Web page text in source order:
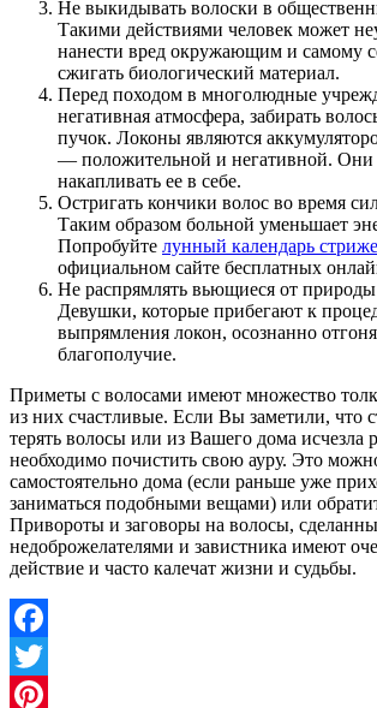
Не выкидывать волоски в
Такими действиями человек может
нанести вред окружающим и самому
сжигать биологический материал.
Перед походом в многолюдные
негативная атмосфера, забирать
пучок. Локоны являются
— положительной и негативной. Они
накапливать ее в себе.
Остригать кончики волос во время
Таким образом больной уменьшает
Попробуйте лунный календарь
официальном сайте бесплатных
Не распрямлять вьющиеся от
Девушки, которые прибегают к
выпрямления локон, осознанно
благополучие.
Приметы с волосами имеют множество
из них счастливые. Если Вы заметили, что
терять волосы или из Вашего дома исчезла
необходимо почистить свою ауру. Это
самостоятельно дома (если раньше уже
заниматься подобными вещами) или
Привороты и заговоры на волосы,
недоброжелателями и завистника имеют
действие и часто калечат жизни и судьбы.
Facebook
Twitter